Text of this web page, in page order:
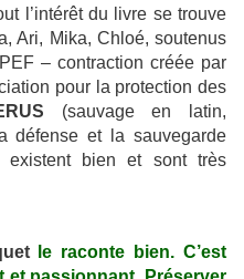
l’intérêt du livre se trouve
Ari, Mika, Chloé, soutenus
– contraction créée par
pour la protection des
(sauvage en latin,
défense et la sauvegarde
existent bien et sont très
le raconte bien. C’est